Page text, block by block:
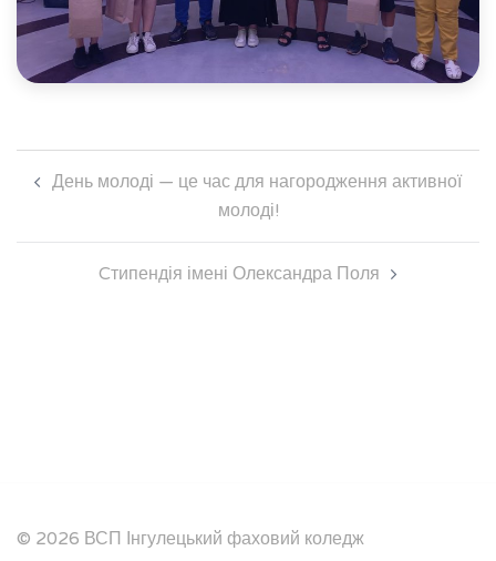
по День молоді — це час для нагородження активної
молоді!
Cтипендія імені Олександра Поля
© 2026 ВСП Інгулецький фаховий коледж